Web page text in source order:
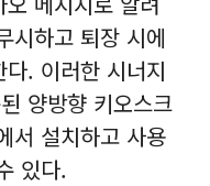
시하고 퇴장 시에
. 이러한 시너지
양방향 키오스크
서 설치하고 사용
있다.